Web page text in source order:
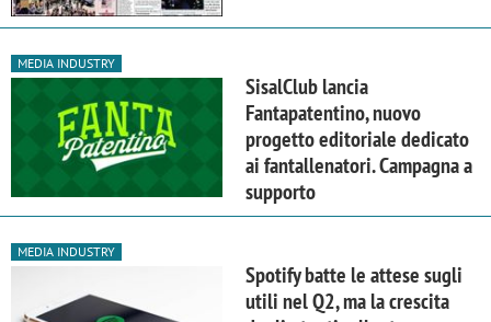
MEDIA INDUSTRY
SisalClub lancia
Fantapatentino, nuovo
progetto editoriale dedicato
ai fantallenatori. Campagna a
supporto
MEDIA INDUSTRY
Spotify batte le attese sugli
utili nel Q2, ma la crescita